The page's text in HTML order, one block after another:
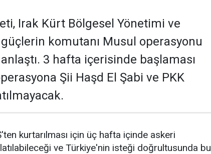
Irak Kürt Bölgesel Yönetimi ve
komutanı Musul operasyonu
3 hafta içerisinde başlaması
Şii Haşd El Şabi ve PKK
kurtarılması için üç hafta içinde askeri
ve Türkiye'nin isteği doğrultusunda bu